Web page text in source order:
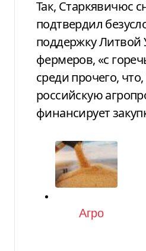
Так, Старкявичюс
подтвердил
поддержку Литвой
фермеров, «с
среди прочего,
российскую
финансирует
Категория
Агро